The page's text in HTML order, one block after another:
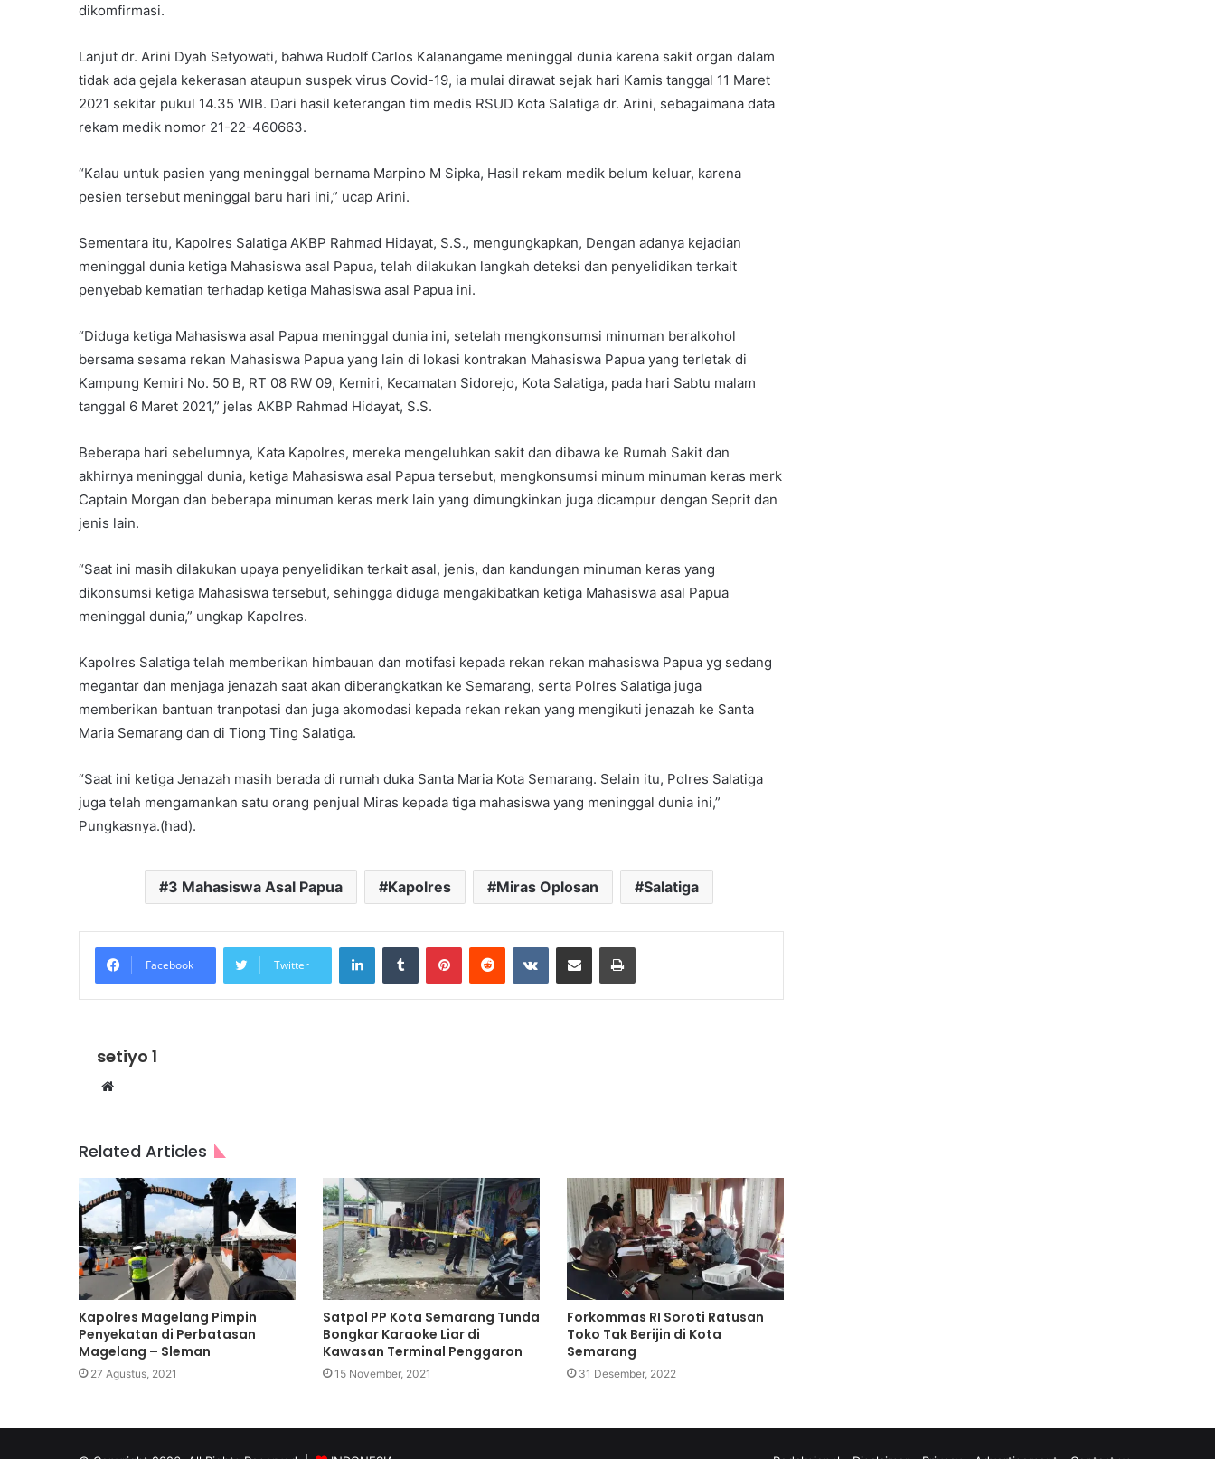
dikomfirmasi.
Lanjut dr. Arini Dyah Setyowati, bahwa Rudolf Carlos Kalanangame meninggal dunia karena sakit organ dalam
tidak ada gejala kekerasan ataupun suspek virus Covid-19, ia mulai dirawat sejak hari Kamis tanggal 11 Maret
2021 sekitar pukul 14.35 WIB. Dari hasil keterangan tim medis RSUD Kota Salatiga dr. Arini, sebagaimana data
rekam medik nomor 21-22-460663.
“Kalau untuk pasien yang meninggal bernama Marpino M Sipka, Hasil rekam medik belum keluar, karena
pesien tersebut meninggal baru hari ini,” ucap Arini.
Sementara itu, Kapolres Salatiga AKBP Rahmad Hidayat, S.S., mengungkapkan, Dengan adanya kejadian
meninggal dunia ketiga Mahasiswa asal Papua, telah dilakukan langkah deteksi dan penyelidikan terkait
penyebab kematian terhadap ketiga Mahasiswa asal Papua ini.
“Diduga ketiga Mahasiswa asal Papua meninggal dunia ini, setelah mengkonsumsi minuman beralkohol
bersama sesama rekan Mahasiswa Papua yang lain di lokasi kontrakan Mahasiswa Papua yang terletak di
Kampung Kemiri No. 50 B, RT 08 RW 09, Kemiri, Kecamatan Sidorejo, Kota Salatiga, pada hari Sabtu malam
tanggal 6 Maret 2021,” jelas AKBP Rahmad Hidayat, S.S.
Beberapa hari sebelumnya, Kata Kapolres, mereka mengeluhkan sakit dan dibawa ke Rumah Sakit dan
akhirnya meninggal dunia, ketiga Mahasiswa asal Papua tersebut, mengkonsumsi minum minuman keras merk
Captain Morgan dan beberapa minuman keras merk lain yang dimungkinkan juga dicampur dengan Seprit dan
jenis lain.
“Saat ini masih dilakukan upaya penyelidikan terkait asal, jenis, dan kandungan minuman keras yang
dikonsumsi ketiga Mahasiswa tersebut, sehingga diduga mengakibatkan ketiga Mahasiswa asal Papua
meninggal dunia,” ungkap Kapolres.
Kapolres Salatiga telah memberikan himbauan dan motifasi kepada rekan rekan mahasiswa Papua yg sedang
megantar dan menjaga jenazah saat akan diberangkatkan ke Semarang, serta Polres Salatiga juga
memberikan bantuan tranpotasi dan juga akomodasi kepada rekan rekan yang mengikuti jenazah ke Santa
Maria Semarang dan di Tiong Ting Salatiga.
“Saat ini ketiga Jenazah masih berada di rumah duka Santa Maria Kota Semarang. Selain itu, Polres Salatiga
juga telah mengamankan satu orang penjual Miras kepada tiga mahasiswa yang meninggal dunia ini,”
Pungkasnya.(had).
3 Mahasiswa Asal Papua Kapolres Miras Oplosan Salatiga
Facebook Twitter
LinkedInTumblr PinterestReddit VKontakteShare via Email Print
setiyo 1
Website
Related Articles
Kapolres Magelang Pimpin
Penyekatan di Perbatasan
Magelang – Sleman
27 Agustus, 2021
Satpol PP Kota Semarang Tunda
Bongkar Karaoke Liar di
Kawasan Terminal Penggaron
15 November, 2021
Forkommas RI Soroti Ratusan
Toko Tak Berijin di Kota
Semarang
31 Desember, 2022